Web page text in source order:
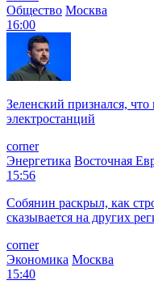
Общество Москва
16:00
Зеленский признался,
электростанций
corner
Энергетика Восточная
15:56
Собянин раскрыл, как
сказывается на других
corner
Экономика Москва
15:40